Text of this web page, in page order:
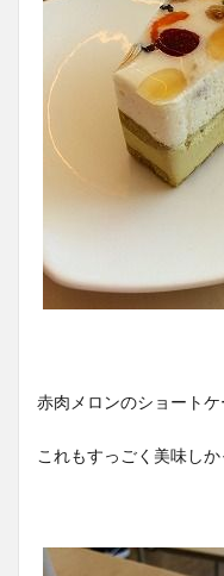
赤肉メロンのショートケ
これもすっごく美味し